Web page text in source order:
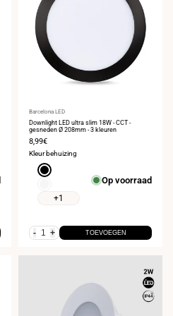
Leverancier:
Barcelona LED
Downlight LED ultra slim 18W - CCT -
gesneden Ø 208mm - 3 kleuren
Verkoopprijs
8,99€
Kleur behuizing
Zwart
+1
Op voorraad
- + TOEVOEGEN